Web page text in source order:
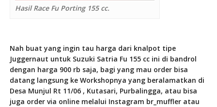
Hasil Race Fu Porting 155 cc.
Nah buat yang ingin tau harga dari knalpot tipe
Juggernaut untuk Suzuki Satria Fu 155 cc ini di bandrol
dengan harga 900 rb saja, bagi yang mau order bisa
datang langsung ke Workshopnya yang beralamatkan di
Desa Munjul Rt 11/06 , Kutasari, Purbalingga, atau bisa
juga order via online melalui Instagram br_muffler atau